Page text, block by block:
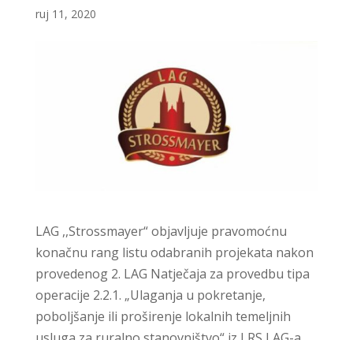
ruj 11, 2020
LAG ,,Strossmayer“ objavljuje pravomoćnu
konačnu rang listu odabranih projekata nakon
provedenog 2. LAG Natječaja za provedbu tipa
operacije 2.2.1. „Ulaganja u pokretanje,
poboljšanje ili proširenje lokalnih temeljnih